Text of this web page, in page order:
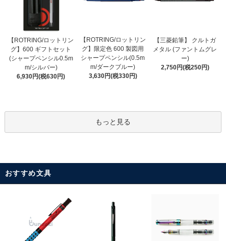
【ROTRING/ロットリン
グ】600 ギフトセット
(シャープペンシル0.5m
m/シルバー)
6,930円(税630円)
【ROTRING/ロットリン
グ】限定色 600 製図用
シャープペンシル(0.5m
m/ダークブルー)
3,630円(税330円)
【三菱鉛筆】 クルトガ
メタル (ファントムグレ
ー)
2,750円(税250円)
もっと見る
おすすめ文具